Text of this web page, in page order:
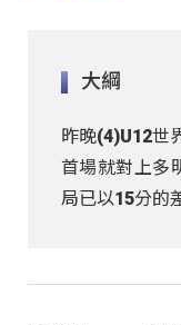
大綱
昨晚(4)U12世
首場就對上多
局已以15分的